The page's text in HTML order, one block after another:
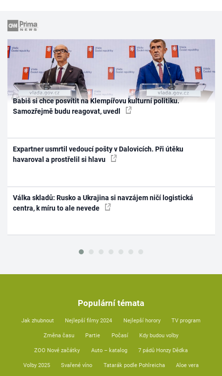
Babiš si chce posvítit na Klempířovu kulturní politiku.
Samozřejmě budu reagovat, uvedl
Expartner usmrtil vedoucí pošty v Dalovicích. Při útěku
havaroval a prostřelil si hlavu
Válka skladů: Rusko a Ukrajina si navzájem ničí logistická
centra, k míru to ale nevede
Populární témata
Jak zhubnout Nejlepší filmy 2024 Nejlepší horory TV program
Změna času Partie Počasí Kdy budou volby
ZOO Nové začátky Auto – katalog 7 pádů Honzy Dědka
Volby 2025 Svařené víno Tatarák podle Pohlreicha Aloe vera